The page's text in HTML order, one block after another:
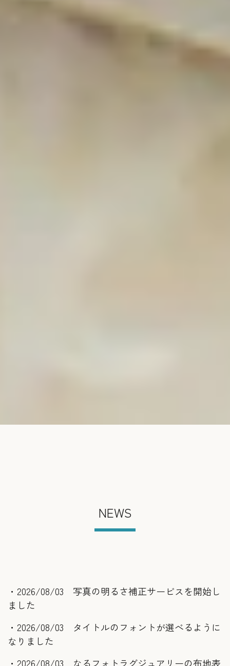
NEWS
・2026/08/03 写真の明るさ補正サービスを開始し
ました
・2026/08/03 タイトルのフォントが選べるように
なりました
・2026/08/03 なるフォトラグジュアリーの布地表